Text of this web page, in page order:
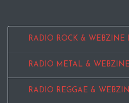
RADIO ROCK & WEBZINE
RADIO METAL &
RADIO REGGAE &